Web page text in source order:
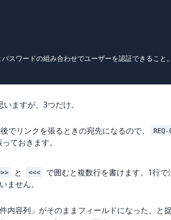
スワードの組み合わせでユーザーを認証できること。
ますが、3つだけ。
でリンクを張るときの宛先になるので、 REQ-
ておきます。
と <<<
で囲むと複数行を書けます。1行で
ません。
内容列」がそのままフィールドになった、と